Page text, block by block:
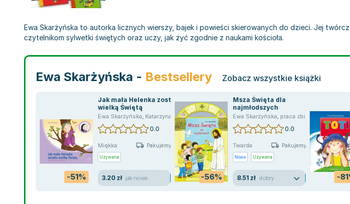
Ewa Skarżyńska to autorka licznych wierszy, bajek i powieści skierowanych do dzieci. Jej
czytelnikom sylwetki świętych oraz uczy, jak żyć zgodnie z naukami kościoła.
Ewa Skarżyńska - Bestsellery Zobacz wszystkie książki
-51%
Jak mała Helenka została
wielką Świętą
Ewa Skarżyńska, Katarzyna Da Browska ,Dąbrowska Katarzyna
0.0
Miękka Pakujemy jutro
Używana
3.20 zł jak nowa -56%
Msza Święta dla
najmłodszych
Ewa Skarżyńska, praca zbiorowa
0.0
Twarda Pakujemy jutro
Nowa Używana
8.51 zł dobry -